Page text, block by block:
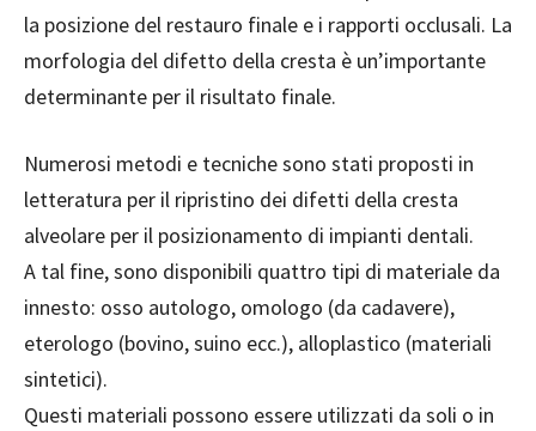
la posizione del restauro finale e i rapporti occlusali. La
morfologia del difetto della cresta è un’importante
determinante per il risultato finale.
Numerosi metodi e tecniche sono stati proposti in
letteratura per il ripristino dei difetti della cresta
alveolare per il posizionamento di impianti dentali.
A tal fine, sono disponibili quattro tipi di materiale da
innesto: osso autologo, omologo (da cadavere),
eterologo (bovino, suino ecc.), alloplastico (materiali
sintetici).
Questi materiali possono essere utilizzati da soli o in